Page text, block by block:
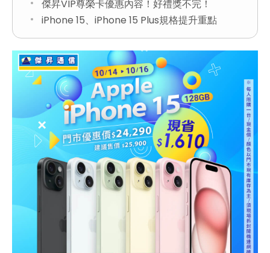
傑昇VIP尊榮卡優惠內容！好禮獎不完！
iPhone 15、iPhone 15 Plus規格提升重點